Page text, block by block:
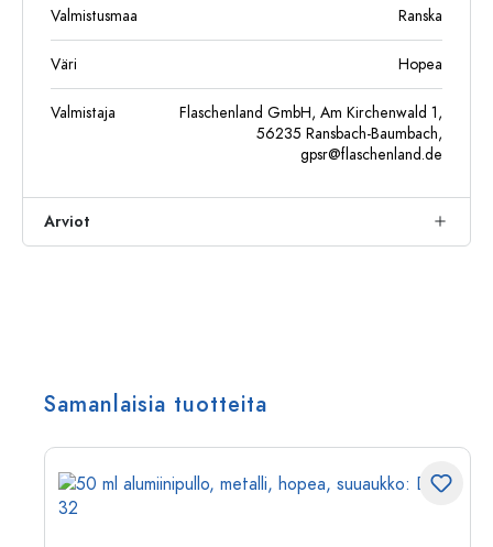
Valmistusmaa Ranska
Väri Hopea
Valmistaja
Flaschenland GmbH, Am Kirchenwald 1,
56235 Ransbach-Baumbach,
gpsr@flaschenland.de
Arviot
Samanlaisia tuotteita